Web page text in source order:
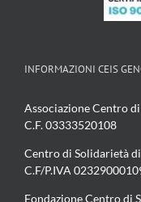
INFORMAZIONI CEIS
Associazione Centro
C.F. 03333520108
Centro di Solidarietà
C.F/P.IVA
Fondazione Centro di